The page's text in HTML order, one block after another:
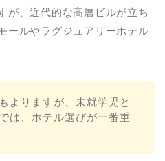
が、近代的な高層ビルが立ち
ールやラグジュアリーホテル
よりますが、未就学児と
は、ホテル選びが一番重